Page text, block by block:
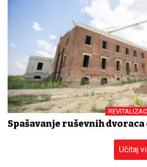
Spašavanje ruševnih
Učitaj